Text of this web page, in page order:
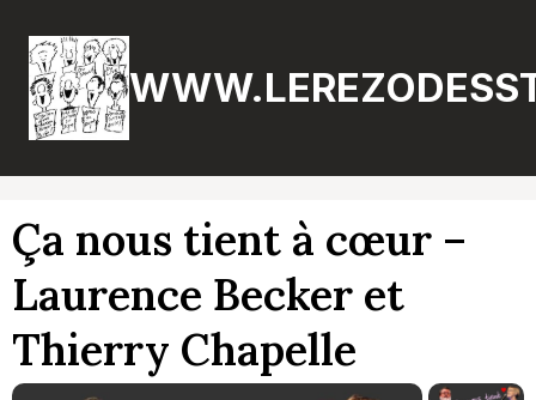
contenu
Ça nous tient à cœur –
Laurence Becker et
Thierry Chapelle